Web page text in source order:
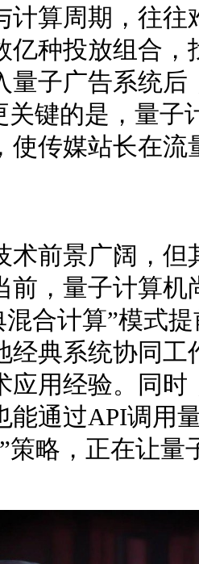
计算周期，往
亿种投放组合
量子广告系统
关键的是，量
使传媒站长在
前景广阔，但
前，量子计算
混合计算”模式
经典系统协同
应用经验。同
能通过API调用
策略，正在让